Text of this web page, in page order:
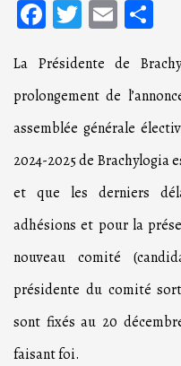
Facebook
Twitter
Email
La Présidente de
prolongement de
assemblée générale
2024-2025 de Brachylogia
et que les derniers
adhésions et pour la
nouveau comité
présidente du comité
sont fixés au 20
faisant foi.